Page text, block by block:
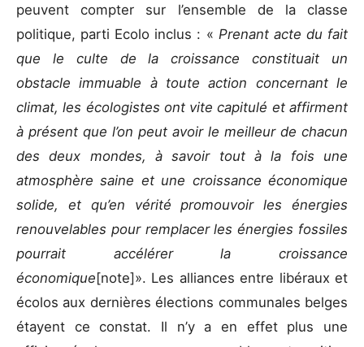
peuvent compter sur l’ensemble de la classe
politique, parti Ecolo inclus : « Prenant acte du fait
que le culte de la croissance constituait un
obstacle immuable à toute action concernant le
climat, les écologistes ont vite capitulé et affirment
à présent que l’on peut avoir le meilleur de chacun
des deux mondes, à savoir tout à la fois une
atmosphère saine et une croissance économique
solide, et qu’en vérité promouvoir les énergies
renouvelables pour remplacer les énergies fossiles
pourrait accélérer la croissance
économique[note]». Les alliances entre libéraux et
écolos aux dernières élections communales belges
étayent ce constat. Il n’y a en effet plus une